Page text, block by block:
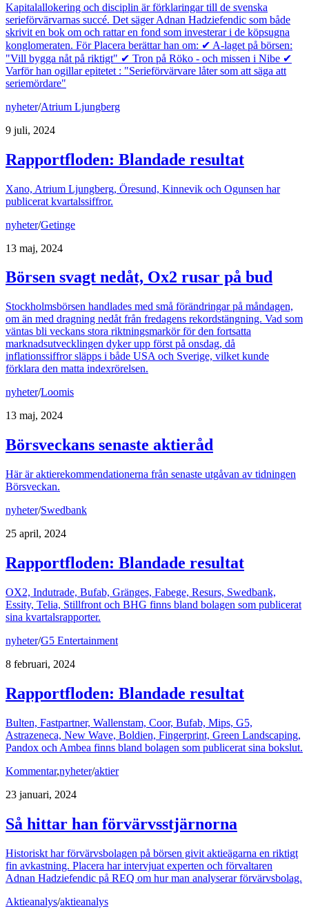
Kapitalallokering och disciplin är förklaringar till de svenska
serieförvärvarnas succé. Det säger Adnan Hadziefendic som både
skrivit en bok om och rattar en fond som investerar i de köpsugna
konglomeraten. För Placera berättar han om: ✔ A-laget på börsen:
"Vill bygga nåt på riktigt" ✔ Tron på Röko - och missen i Nibe ✔
Varför han ogillar epitetet : "Serieförvärvare låter som att säga att
seriemördare"
nyheter/Atrium Ljungberg
9 juli, 2024
Rapportfloden: Blandade resultat
Xano, Atrium Ljungberg, Öresund, Kinnevik och Ogunsen har
publicerat kvartalssiffror.
nyheter/Getinge
13 maj, 2024
Börsen svagt nedåt, Ox2 rusar på bud
Stockholmsbörsen handlades med små förändringar på måndagen,
om än med dragning nedåt från fredagens rekordstängning. Vad som
väntas bli veckans stora riktningsmarkör för den fortsatta
marknadsutvecklingen dyker upp först på onsdag, då
inflationssiffror släpps i både USA och Sverige, vilket kunde
förklara den matta indexrörelsen.
nyheter/Loomis
13 maj, 2024
Börsveckans senaste aktieråd
Här är aktierekommendationerna från senaste utgåvan av tidningen
Börsveckan.
nyheter/Swedbank
25 april, 2024
Rapportfloden: Blandade resultat
OX2, Indutrade, Bufab, Gränges, Fabege, Resurs, Swedbank,
Essity, Telia, Stillfront och BHG finns bland bolagen som publicerat
sina kvartalsrapporter.
nyheter/G5 Entertainment
8 februari, 2024
Rapportfloden: Blandade resultat
Bulten, Fastpartner, Wallenstam, Coor, Bufab, Mips, G5,
Astrazeneca, New Wave, Boldien, Fingerprint, Green Landscaping,
Pandox och Ambea finns bland bolagen som publicerat sina bokslut.
Kommentar,nyheter/aktier
23 januari, 2024
Så hittar han förvärvsstjärnorna
Historiskt har förvärvsbolagen på börsen givit aktieägarna en riktigt
fin avkastning. Placera har intervjuat experten och förvaltaren
Adnan Hadziefendic på REQ om hur man analyserar förvärvsbolag.
Aktieanalys/aktieanalys